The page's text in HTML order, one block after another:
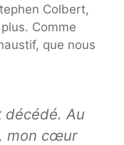
Colbert,
Comme
que nous
décédé. Au
mon cœur